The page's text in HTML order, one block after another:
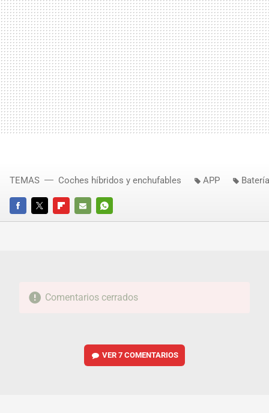
FACEBOOKTWITTERFLIPBOARD
E-
WHATSAPP
TEMAS Coches híbridos y enchufables APP
Comentarios cerrados
VER7 COMENTARIOS